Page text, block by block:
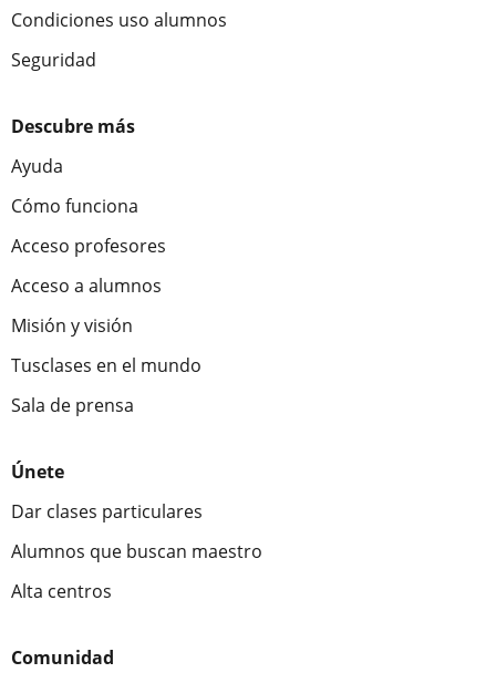
Condiciones uso alumnos
Seguridad
Descubre más
Ayuda
Cómo funciona
Acceso profesores
Acceso a alumnos
Misión y visión
Tusclases en el mundo
Sala de prensa
Únete
Dar clases particulares
Alumnos que buscan maestro
Alta centros
Comunidad